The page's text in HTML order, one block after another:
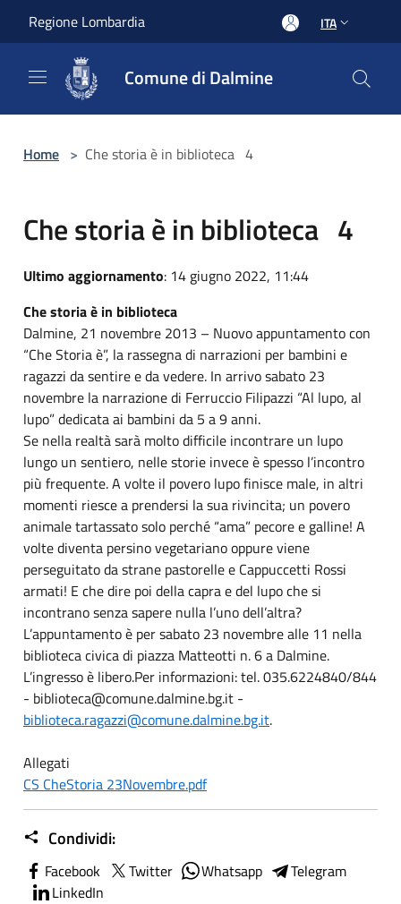
Regione Lombardia ITA
Comune di Dalmine
Home > Che storia è in biblioteca 4
Che storia è in biblioteca 4
Ultimo aggiornamento: 14 giugno 2022, 11:44
Che storia è in biblioteca
Dalmine, 21 novembre 2013 – Nuovo appuntamento con
“Che Storia è”, la rassegna di narrazioni per bambini e
ragazzi da sentire e da vedere. In arrivo sabato 23
novembre la narrazione di Ferruccio Filipazzi “Al lupo, al
lupo” dedicata ai bambini da 5 a 9 anni.
Se nella realtà sarà molto difficile incontrare un lupo
lungo un sentiero, nelle storie invece è spesso l’incontro
più frequente. A volte il povero lupo finisce male, in altri
momenti riesce a prendersi la sua rivincita; un povero
animale tartassato solo perché “ama” pecore e galline! A
volte diventa persino vegetariano oppure viene
perseguitato da strane pastorelle e Cappuccetti Rossi
armati! E che dire poi della capra e del lupo che si
incontrano senza sapere nulla l’uno dell’altra?
L’appuntamento è per sabato 23 novembre alle 11 nella
biblioteca civica di piazza Matteotti n. 6 a Dalmine.
L’ingresso è libero.Per informazioni: tel. 035.6224840/844
- biblioteca@comune.dalmine.bg.it -
biblioteca.ragazzi@comune.dalmine.bg.it.
Allegati
CS CheStoria 23Novembre.pdf
Condividi:
Facebook Twitter Whatsapp
Telegram
LinkedIn